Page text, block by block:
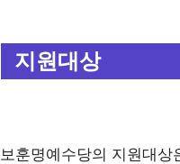
지원대상
보훈명예수당의 지원대상